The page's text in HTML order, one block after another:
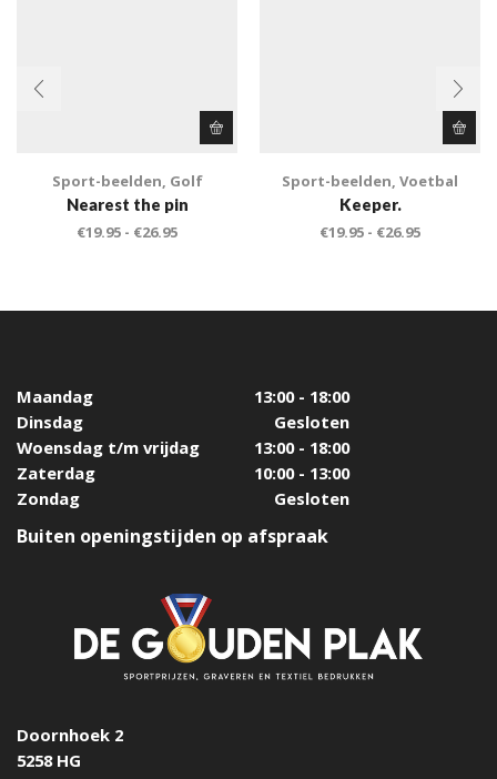
Sport-beelden, Golf
Nearest the pin
€19.95 - €26.95
Sport-beelden, Voetbal
Keeper.
€19.95 - €26.95
Maandag
13:00 - 18:00
Dinsdag
Gesloten
Woensdag t/m vrijdag
13:00 - 18:00
Zaterdag
10:00 - 13:00
Zondag
Gesloten
Buiten openingstijden op afspraak
Doornhoek 2
5258 HG